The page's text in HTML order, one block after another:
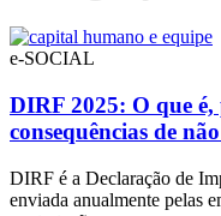
e-SOCIAL
DIRF 2025: O que é,
consequências de
DIRF é a Declaração de
enviada anualmente pelas